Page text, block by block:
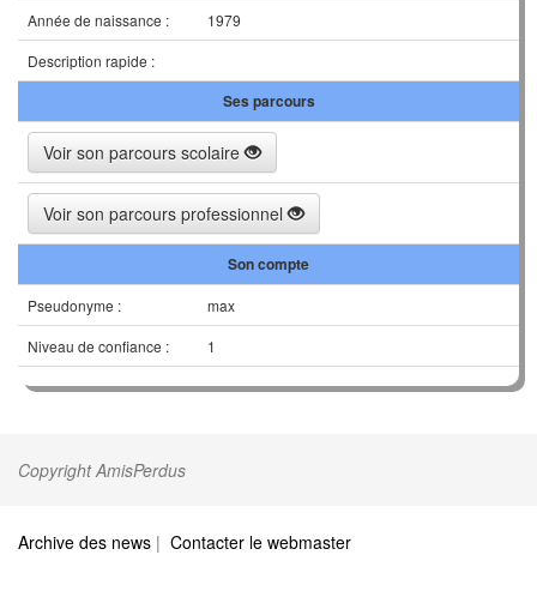
Année de naissance :
1979
Description rapide :
Ses parcours
Voir son parcours scolaire
Voir son parcours professionnel
Son compte
Pseudonyme :
max
Niveau de confiance :
1
Copyright AmisPerdus
Archive des news | Contacter le webmaster